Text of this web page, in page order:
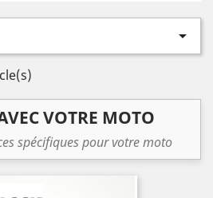

VOTRE MOTO
spécifiques pour votre moto